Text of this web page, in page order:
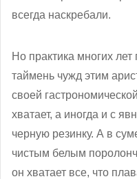
всегда наскребали.
Но практика многих
таймень чужд этим
своей
хватает, а иногда и с
черную резинку. А в
чистым белым
он хватает все, что